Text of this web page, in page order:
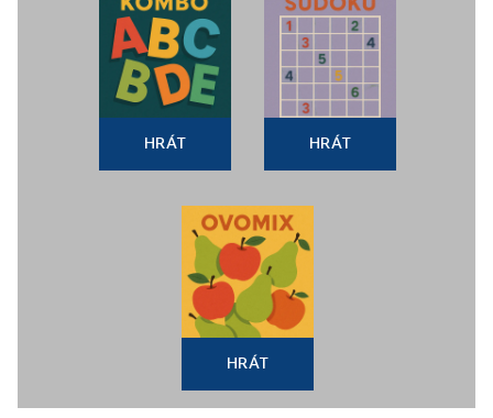
HRÁT HRÁT
HRÁT